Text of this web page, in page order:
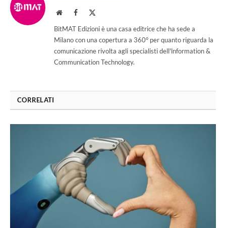
WebsiteFacebook
BitMAT Edizioni è una casa editrice che ha sede a
Milano con una copertura a 360° per quanto riguarda la
comunicazione rivolta agli specialisti dell'lnformation &
Communication Technology.
CORRELATI